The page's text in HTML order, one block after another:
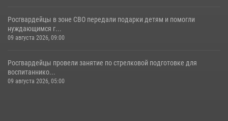
Росгвардейцы в зоне СВО передали подарки детям и помогли
нуждающимся г...
09 августа 2026, 09:00
Росгвардейцы провели занятие по стрелковой подготовке для
воспитаннико...
09 августа 2026, 05:00